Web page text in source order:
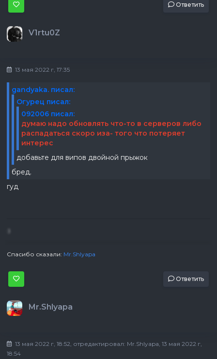
Ответить
V1rtu0Z
13 мая 2022 г, 17:35
gandyaka. писал:
Огурец писал:
092006 писал:
думаю надо обновлять что-то в серверов либо
распадаться скоро иза- того что потеряет
интерес
добавьте для випов двойной прыжок
бред.
гуд
Спасибо сказали: Mr.Shlyapa
Ответить
Mr.Shlyapa
13 мая 2022 г, 18:52 , отредактировал: Mr.Shlyapa , 13 мая 2022 г,
18:54